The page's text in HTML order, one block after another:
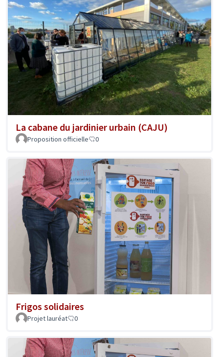
La cabane du jardinier urbain (CAJU)
Proposition officielle 0
Frigos solidaires
Projet lauréat 0